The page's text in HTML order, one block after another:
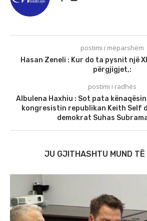
postimi i mëparshëm
Hasan Zeneli : Kur do ta pysnit një
përgjigjet,:
postimi i radhës
Albulena Haxhiu : Sot pata
kongresistin republikan Keith Self
demokrat Suhas
JU GJITHASHTU MUND TË